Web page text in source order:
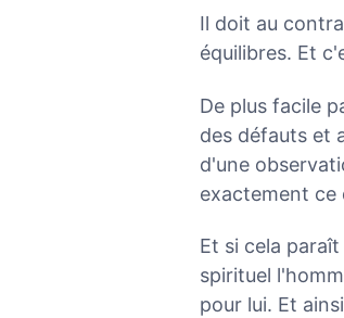
Il doit au
équilibres. Et
De plus facile
des défauts et
d'une
exactement ce
Et si cela
spirituel
pour lui. Et